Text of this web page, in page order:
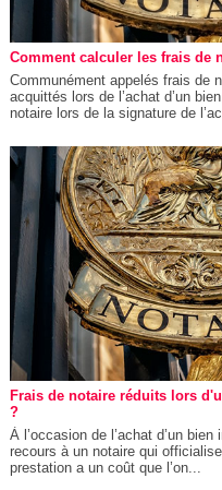
Comment calculer les frais de
Communément appelés frais de
acquittés lors de l’achat d’un
notaire lors de la signature de
Frais de notaire réduits lors
?
À l’occasion de l’achat d’un
recours à un notaire qui
prestation a un coût que l’on...